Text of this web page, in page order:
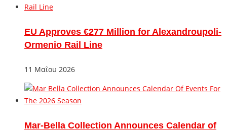
EU Approves €277 Million for Alexandroupoli-
Ormenio Rail Line
11 Μαΐου 2026
Mar-Bella Collection Announces Calendar of